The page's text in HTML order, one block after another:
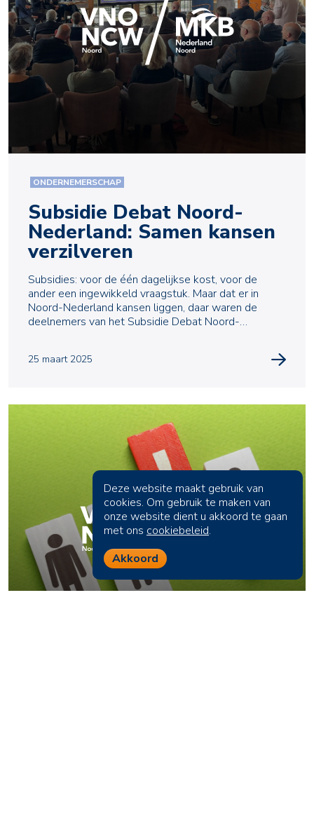
ONDERNEMERSCHAP
Subsidie Debat Noord-
Nederland: Samen kansen
verzilveren
Subsidies: voor de één dagelijkse kost, voor de
ander een ingewikkeld vraagstuk. Maar dat er in
Noord-Nederland kansen liggen, daar waren de
deelnemers van het Subsidie Debat Noord-
25 maart 2025
Deze website maakt gebruik van
cookies. Om gebruik te maken van
onze website dient u akkoord te gaan
met ons cookiebeleid.
Akkoord